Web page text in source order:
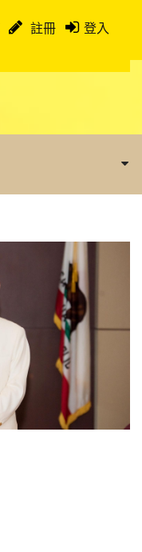
註冊 登入